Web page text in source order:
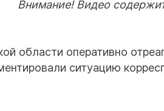
Внимание! Видео
области оперативно
ситуацию